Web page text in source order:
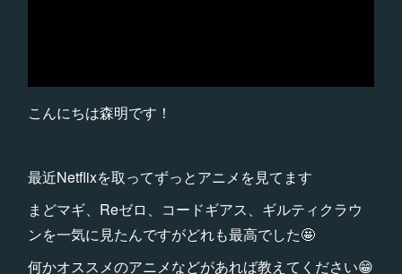
こんにちは森明です！
最近Netflixを取ってずっとアニメを見てます
まどマギ、Reゼロ、コードギアス、ギルティクラウ
ンを一気に見たんですがどれも最高でした🤩
何かオススメのアニメなどがあれば教えてください😁